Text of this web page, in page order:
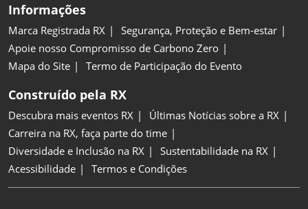
Informações
Marca Registrada RX
Segurança, Proteção e Bem-estar
Apoie nosso Compromisso de Carbono Zero
Mapa do Site
Termo de Participação do Evento
Construído pela RX
Descubra mais eventos RX
Últimas Notícias sobre a RX
Carreira na RX, faça parte do time
Diversidade e Inclusão na RX
Sustentabilidade na RX
Acessibilidade
Termos e Condições